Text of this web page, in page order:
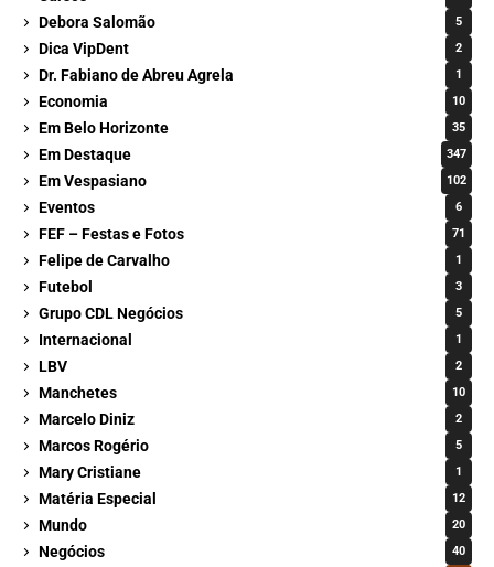
Debora Salomão 5
Dica VipDent 2
Dr. Fabiano de Abreu Agrela 1
Economia 10
Em Belo Horizonte 35
Em Destaque 347
Em Vespasiano 102
Eventos 6
FEF – Festas e Fotos 71
Felipe de Carvalho 1
Futebol 3
Grupo CDL Negócios 5
Internacional 1
LBV 2
Manchetes 10
Marcelo Diniz 2
Marcos Rogério 5
Mary Cristiane 1
Matéria Especial 12
Mundo 20
Negócios 40